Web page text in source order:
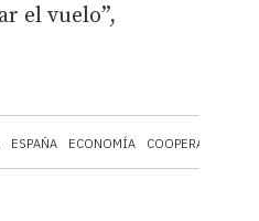
ESPAÑA ECONOMÍA COOPERATIVAS
el vuelo”,